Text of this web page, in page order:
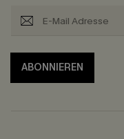
ABONNIEREN